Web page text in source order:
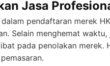
Jasa
pendaftaran merek
Selain menghemat
pada penolakan merek.